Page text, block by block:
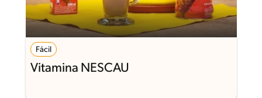
Fácil
Vitamina NESCAU